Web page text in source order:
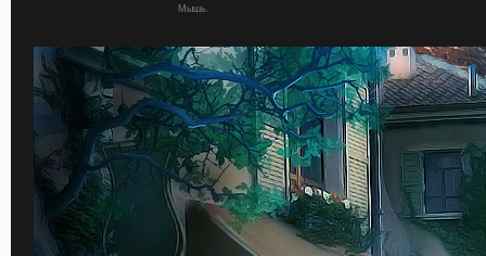
Мышь.